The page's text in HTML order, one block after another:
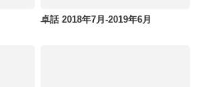
卓話 2018年7月-2019年6月